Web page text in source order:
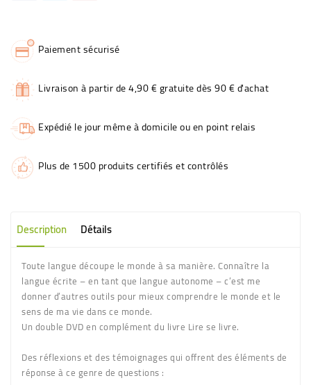
Paiement sécurisé
Livraison à partir de 4,90 € gratuite dès 90 € d'achat
Expédié le jour même à domicile ou en point relais
Plus de 1500 produits certifiés et contrôlés
Description Détails
Toute langue découpe le monde à sa manière. Connaître la
langue écrite – en tant que langue autonome – c’est me
donner d’autres outils pour mieux comprendre le monde et le
sens de ma vie dans ce monde.
Un double DVD en complément du livre Lire se livre.
Des réflexions et des témoignages qui offrent des éléments de
réponse à ce genre de questions :